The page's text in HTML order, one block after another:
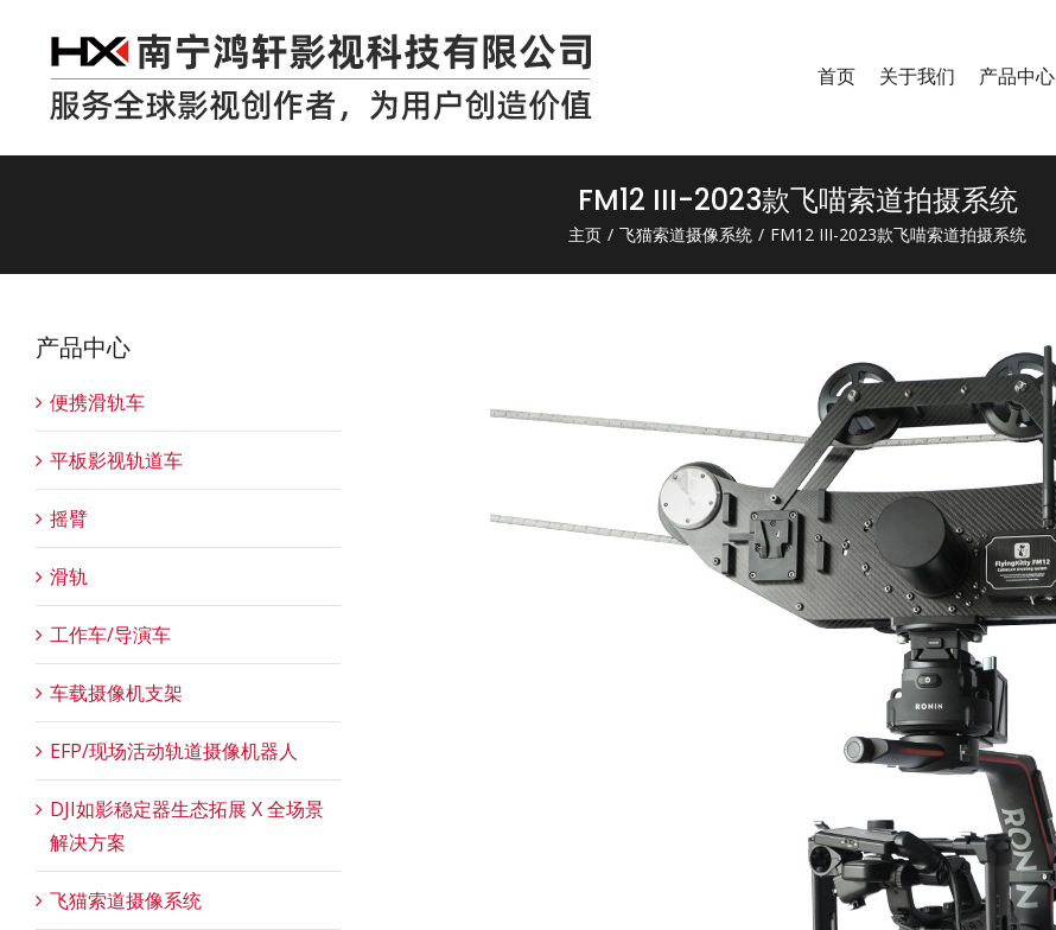
首页 关于我们 产品中心
FM12 III-2023款飞喵索道拍摄系统
主页 / 飞猫索道摄像系统 / FM12 III-2023款飞喵索道拍摄系统
产品中心
便携滑轨车
平板影视轨道车
摇臂
滑轨
工作车/导演车
车载摄像机支架
EFP/现场活动轨道摄像机器人
DJI如影稳定器生态拓展 X 全场景
解决方案
飞猫索道摄像系统